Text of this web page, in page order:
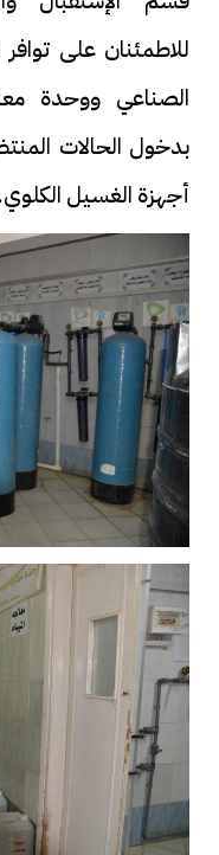
للاطمئنان على
الصناعي ووحدة
بدخول الحالات
أجهزة الغسيل الكلوي.